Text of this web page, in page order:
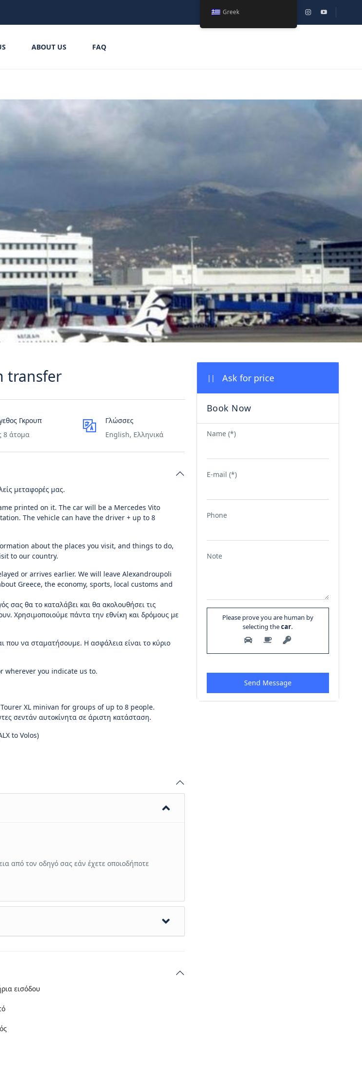
ABOUT US FAQ
transfer
Γκρουπ
8 άτομα
Γλώσσες
English, Ελληνικά
μεταφορές μας.
printed on it. The car will be a Mercedes Vito
The vehicle can have the driver + up to 8
about the places you visit, and things to do,
to our country.
or arrives earlier. We will leave Alexandroupoli
Greece, the economy, sports, local customs and
σας θα το καταλάβει και θα ακολουθήσει τις
Χρησιμοποιούμε πάντα την εθνίκη και δρόμους με
που να σταματήσουμε. Η ασφάλεια είναι το κύριο
wherever you indicate us to.
XL minivan for groups of up to 8 people.
σεντάν αυτοκίνητα σε άριστη κατάσταση.
to Volos)
από τον οδηγό σας εάν έχετε οποιοδήποτε
εισόδου
||
Name (*)
E-mail (*)
Phone
Note
Please prove you are human by
selecting thecar.
Greek